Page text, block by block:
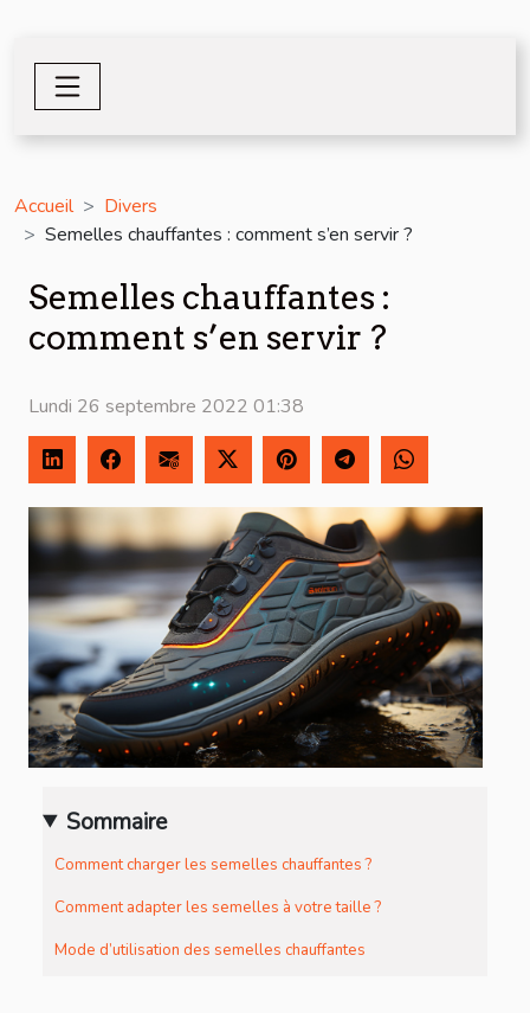
Accueil
Divers
Semelles chauffantes : comment s’en servir ?
Semelles chauffantes :
comment s’en servir ?
Lundi 26 septembre 2022 01:38
Sommaire
Comment charger les semelles chauffantes ?
Comment adapter les semelles à votre taille ?
Mode d’utilisation des semelles chauffantes